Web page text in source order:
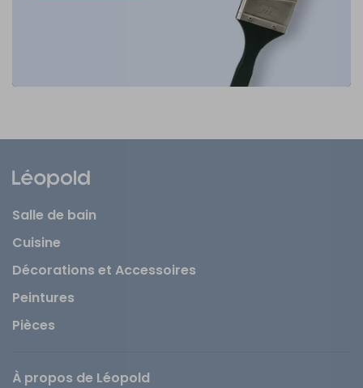
Salle de bain
Cuisine
Décorations et Accessoires
Peintures
Pièces
À propos de Léopold